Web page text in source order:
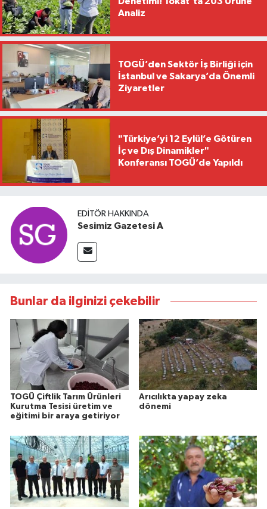
Analiz
TOGÜ’den Sektör İş Birliği için
İstanbul ve Sakarya’da Önemli
Ziyaretler
"Türkiye’yi 12 Eylül’e Götüren
İç ve Dış Dinamikler"
Konferansı TOGÜ’de Yapıldı
EDITÖR HAKKINDA
Sesimiz Gazetesi A
Bunlar da ilginizi çekebilir
TOGÜ Çiftlik Tarım Ürünleri
Kurutma Tesisi üretim ve
eğitimi bir araya getiriyor
Arıcılıkta yapay zeka
dönemi